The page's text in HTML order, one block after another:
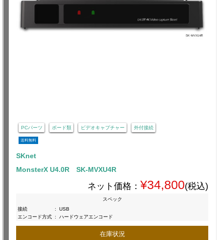
PCパーツ ボード類 ビデオキャプチャー 外付接続
送料無料
SKnet
MonsterX U4.0R SK-MVXU4R
ネット価格： ¥34,800(税込)
スペック
接続
:
USB
エンコード方式 : ハードウェアエンコード
在庫状況